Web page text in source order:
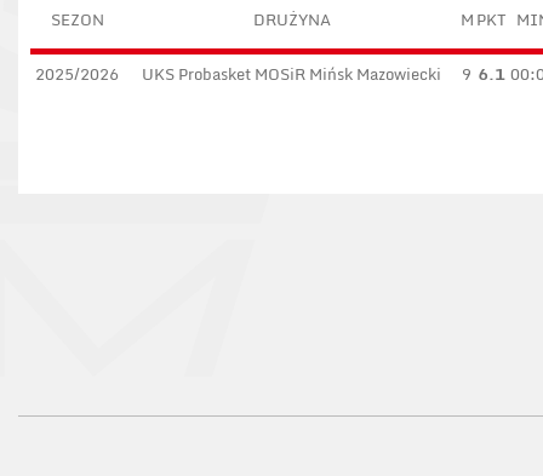
SEZON DRUŻYNA MPKT
2025/2026 UKS Probasket MOSiR Mińsk Mazowiecki 9 6.1